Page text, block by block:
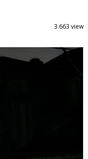
3.663 view